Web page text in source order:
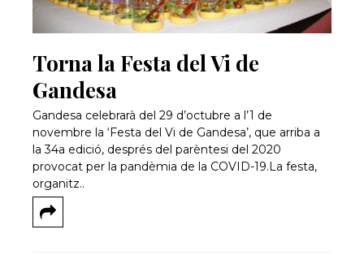
Torna la Festa del Vi de
Gandesa
Gandesa celebrarà del 29 d’octubre a l’1 de
novembre la ‘Festa del Vi de Gandesa’, que arriba a
la 34a edició, després del parèntesi del 2020
provocat per la pandèmia de la COVID-19.La festa,
organitz..